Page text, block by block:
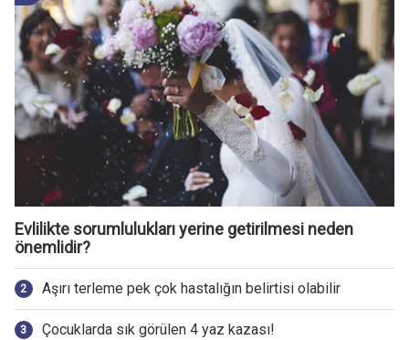
Evlilikte sorumlulukları yerine getirilmesi neden
önemlidir?
Aşırı terleme pek çok hastalığın belirtisi olabilir
Çocuklarda sık görülen 4 yaz kazası!